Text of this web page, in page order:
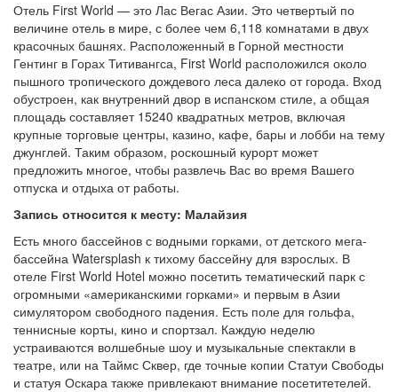
Отель First World — это Лас Вегас Азии. Это четвертый по
величине отель в мире, с более чем 6,118 комнатами в двух
красочных башнях. Расположенный в Горной местности
Гентинг в Горах Титивангса, First World расположился около
пышного тропического дождевого леса далеко от города. Вход
обустроен, как внутренний двор в испанском стиле, а общая
площадь составляет 15240 квадратных метров, включая
крупные торговые центры, казино, кафе, бары и лобби на тему
джунглей. Таким образом, роскошный курорт может
предложить многое, чтобы развлечь Вас во время Вашего
отпуска и отдыха от работы.
Запись относится к месту: Малайзия
Есть много бассейнов с водными горками, от детского мега-
бассейна Watersplash к тихому бассейну для взрослых. В
отеле First World Hotel можно посетить тематический парк с
огромными «американскими горками» и первым в Азии
симулятором свободного падения. Есть поле для гольфа,
теннисные корты, кино и спортзал. Каждую неделю
устраиваются волшебные шоу и музыкальные спектакли в
театре, или на Таймс Сквер, где точные копии Статуи Свободы
и статуя Оскара также привлекают внимание посетитетелей.